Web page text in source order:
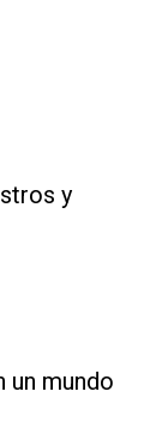
y
un mundo